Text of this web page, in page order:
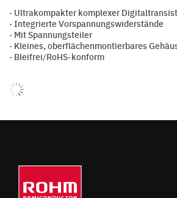
· Ultrakompakter komplexer
· Integrierte Vorspannungswiderstände
· Mit Spannungsteiler
· Kleines, oberflächenmontierbares
· Bleifrei/RoHS-konform